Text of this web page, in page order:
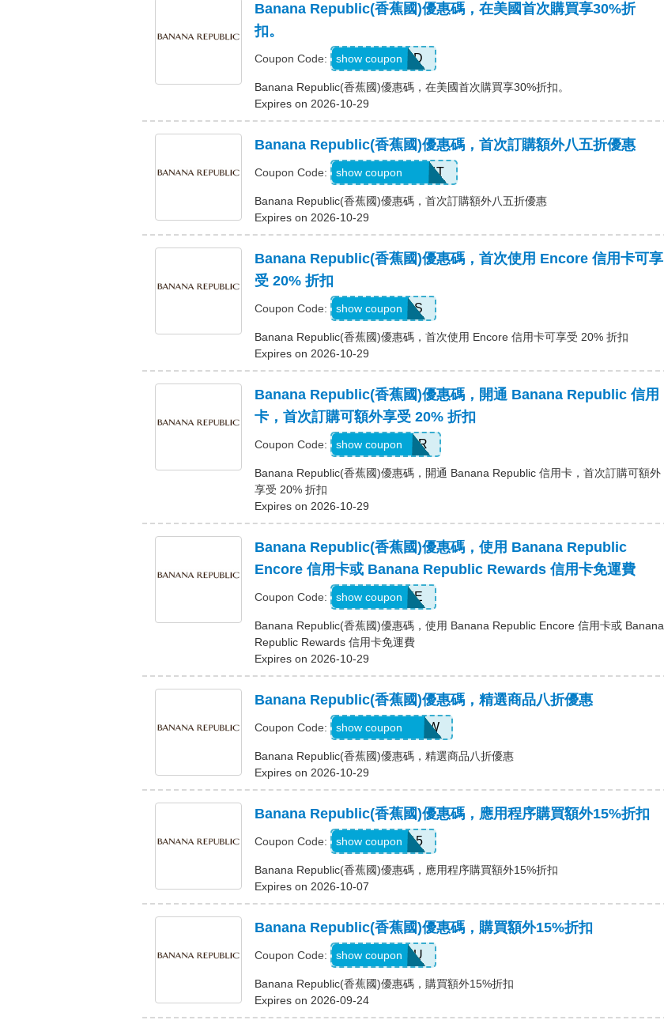
Banana Republic(香蕉國)優惠碼，在美國首次購買享30%折
扣。
Coupon Code: NEWCARD
show coupon
Banana Republic(香蕉國)優惠碼，在美國首次購買享30%折扣。
Expires on 2026-10-29
Banana Republic(香蕉國)優惠碼，首次訂購額外八五折優惠
Coupon Code: LZMWDQJ8B14T
show coupon
Banana Republic(香蕉國)優惠碼，首次訂購額外八五折優惠
Expires on 2026-10-29
Banana Republic(香蕉國)優惠碼，首次使用 Encore 信用卡可享
受 20% 折扣
Coupon Code: 14DAYPASS
show coupon
Banana Republic(香蕉國)優惠碼，首次使用 Encore 信用卡可享受 20% 折扣
Expires on 2026-10-29
Banana Republic(香蕉國)優惠碼，開通 Banana Republic 信用
卡，首次訂購可額外享受 20% 折扣
Coupon Code: WELCOMEBR
show coupon
Banana Republic(香蕉國)優惠碼，開通 Banana Republic 信用卡，首次訂購可額外
享受 20% 折扣
Expires on 2026-10-29
Banana Republic(香蕉國)優惠碼，使用 Banana Republic
Encore 信用卡或 Banana Republic Rewards 信用卡免運費
Coupon Code: LUXE
show coupon
Banana Republic(香蕉國)優惠碼，使用 Banana Republic Encore 信用卡或 Banana
Republic Rewards 信用卡免運費
Expires on 2026-10-29
Banana Republic(香蕉國)優惠碼，精選商品八折優惠
Coupon Code: GAPGOODNOW
show coupon
Banana Republic(香蕉國)優惠碼，精選商品八折優惠
Expires on 2026-10-29
Banana Republic(香蕉國)優惠碼，應用程序購買額外15%折扣
Coupon Code: BRXTRA15
show coupon
Banana Republic(香蕉國)優惠碼，應用程序購買額外15%折扣
Expires on 2026-10-07
Banana Republic(香蕉國)優惠碼，購買額外15%折扣
Coupon Code: ALLFORYOU
show coupon
Banana Republic(香蕉國)優惠碼，購買額外15%折扣
Expires on 2026-09-24